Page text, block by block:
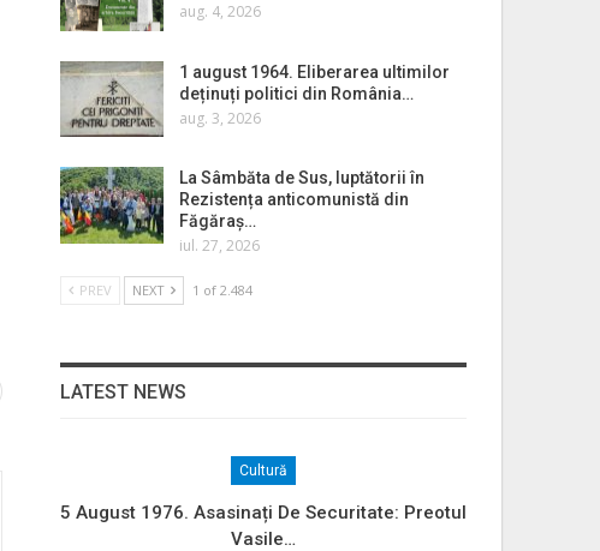
aug. 4, 2026
1 august 1964. Eliberarea ultimilor
deținuți politici din România…
aug. 3, 2026
La Sâmbăta de Sus, luptătorii în
Rezistența anticomunistă din
Făgăraș…
iul. 27, 2026
PREV NEXT 1 of 2.484
LATEST NEWS
Cultură
5 August 1976. Asasinați De Securitate: Preotul
Vasile…